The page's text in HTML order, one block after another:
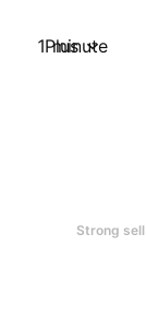
1 minute
Plus
Strong sell